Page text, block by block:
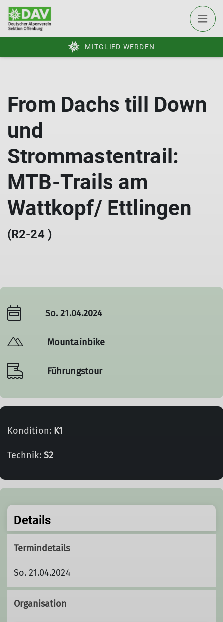
MITGLIED WERDEN
From Dachs till Down
und
Strommastentrail:
MTB-Trails am
Wattkopf/ Ettlingen
(R2-24 )
So. 21.04.2024
Mountainbike
Führungstour
Kondition: K1
Technik: S2
Details
Termindetails
So. 21.04.2024
Organisation